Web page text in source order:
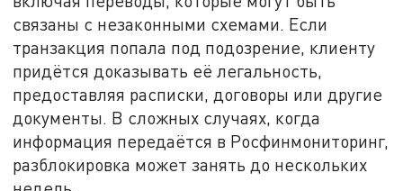
связаны с незаконными схемами. Если
транзакция попала под подозрение, клиенту
придётся доказывать её легальность,
предоставляя расписки, договоры или другие
документы. В сложных случаях, когда
информация передаётся в Росфинмониторинг,
разблокировка может занять до нескольких